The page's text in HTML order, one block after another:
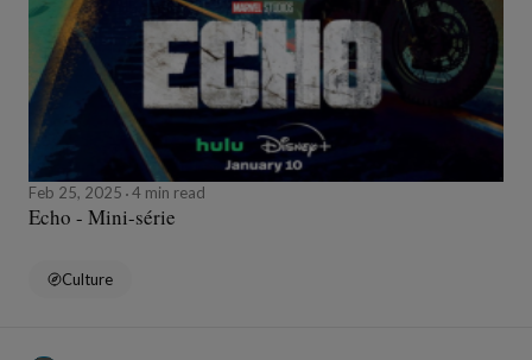
Feb 25, 2025 4 min read
Echo - Mini-série
Culture